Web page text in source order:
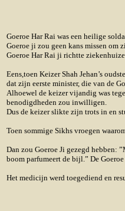
Goeroe Har Rai was een heilige
Goeroe ji zou geen kans missen om
Goeroe Har Rai ji richtte
Eens,toen Keizer Shah Jehan’s
dat zijn eerste minister, die van de
Alhoewel de keizer vijandig was
benodigdheden zou inwilligen.
Dus de keizer slikte zijn trots in en
Toen sommige Sikhs vroegen
Dan zou Goeroe Ji gezegd hebben:
boom parfumeert de bijl.” De
Het medicijn werd toegediend en